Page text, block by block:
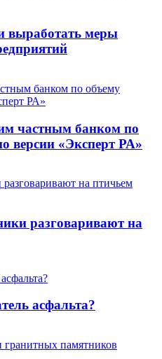
выработать меры
частным банком по
версии «Эксперт РА»
разговаривают на
асфальта?